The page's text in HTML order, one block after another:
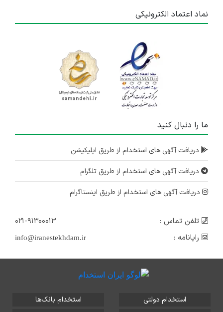
نماد اعتماد الکترونیکی
ما را دنبال کنید
دریافت آگهی های استخدام از طریق اپلیکیشن
دریافت آگهی های استخدام از طریق تلگرام
دریافت آگهی های استخدام از طریق اینستاگرام
تلفن تماس :
۰۲۱-۹۱۳۰۰۰۱۳
رایانامه :
info@iranestekhdam.ir
استخدام دولتی
استخدام بانک‌ها